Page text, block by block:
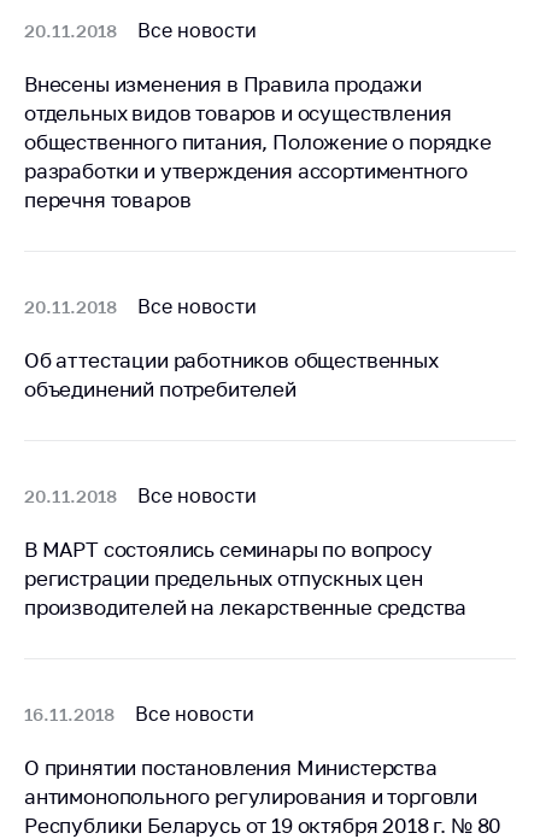
цен на товары
Сообщить о росте
цен на лекарства и
медицинские
изделия
Контакты
Приемная
Горячая линия
государственный
орган
Важное на сайте
Сообщить о росте
цен
средства, изделия
назначения и
медицинскую
технику
20.11.2018 Все новости
Внесены изменения в Правила продажи
отдельных видов товаров и осуществления
общественного питания, Положение о порядке
разработки и утверждения ассортиментного
перечня товаров
20.11.2018 Все новости
Об аттестации работников общественных
объединений потребителей
20.11.2018 Все новости
В МАРТ состоялись семинары по вопросу
регистрации предельных отпускных цен
производителей на лекарственные средства
16.11.2018 Все новости
О принятии постановления Министерства
антимонопольного регулирования и торговли
Республики Беларусь от 19 октября 2018 г. № 80